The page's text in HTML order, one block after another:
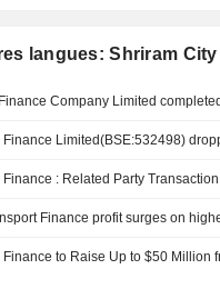
langues: Shriram
: Related Party Transaction
Finance profit surges on
to Raise Up to $50 Million